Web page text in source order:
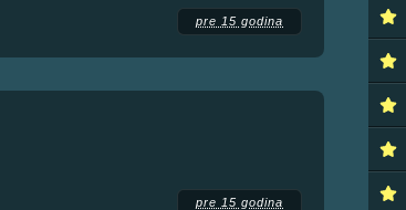
pre 15 godina
pre 15 godina